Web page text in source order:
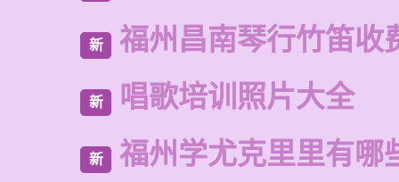
新 福州昌南琴行竹笛收
新 唱歌培训照片大全
新 福州学尤克里里有哪